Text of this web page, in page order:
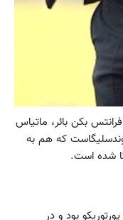
بکن بائر،‌ ماتیاس
که هم به
شده است.
بود و در